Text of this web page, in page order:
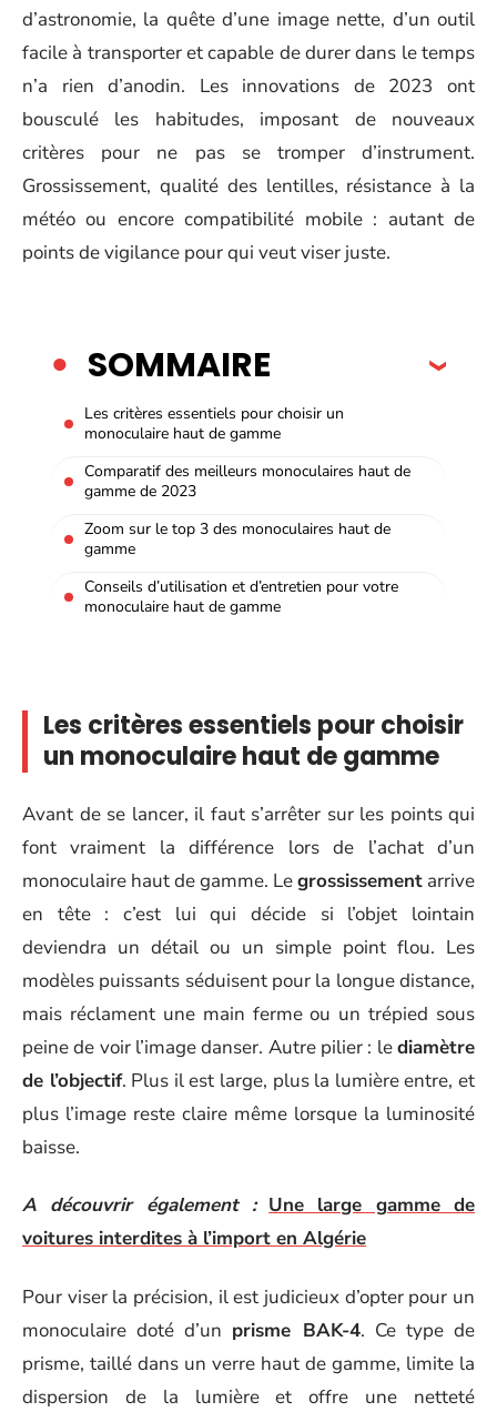
d’astronomie, la quête d’une image nette, d’un outil
facile à transporter et capable de durer dans le temps
n’a rien d’anodin. Les innovations de 2023 ont
bousculé les habitudes, imposant de nouveaux
critères pour ne pas se tromper d’instrument.
Grossissement, qualité des lentilles, résistance à la
météo ou encore compatibilité mobile : autant de
points de vigilance pour qui veut viser juste.
SOMMAIRE
Les critères essentiels pour choisir un
monoculaire haut de gamme
Comparatif des meilleurs monoculaires haut de
gamme de 2023
Zoom sur le top 3 des monoculaires haut de
gamme
Conseils d’utilisation et d’entretien pour votre
monoculaire haut de gamme
Les critères essentiels pour choisir
un monoculaire haut de gamme
Avant de se lancer, il faut s’arrêter sur les points qui
font vraiment la différence lors de l’achat d’un
monoculaire haut de gamme. Legrossissement arrive
en tête : c’est lui qui décide si l’objet lointain
deviendra un détail ou un simple point flou. Les
modèles puissants séduisent pour la longue distance,
mais réclament une main ferme ou un trépied sous
peine de voir l’image danser. Autre pilier : lediamètre
de l’objectif. Plus il est large, plus la lumière entre, et
plus l’image reste claire même lorsque la luminosité
baisse.
A découvrir également : Une large gamme de
voitures interdites à l’import en Algérie
Pour viser la précision, il est judicieux d’opter pour un
monoculaire doté d’un prisme BAK-4. Ce type de
prisme, taillé dans un verre haut de gamme, limite la
dispersion de la lumière et offre une netteté